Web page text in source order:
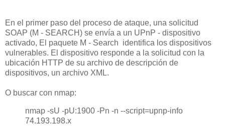
En el primer paso del proceso de ataque, una solicitud
SOAP (M - SEARCH) se envía a un UPnP - dispositivo
activado, El paquete M - Search identifica los dispositivos
vulnerables. El dispositivo responde a la solicitud con la
ubicación HTTP de su archivo de descripción de
dispositivos, un archivo XML.
O buscar con nmap:
nmap -sU -pU:1900 -Pn -n --script=upnp-info
74.193.198.x